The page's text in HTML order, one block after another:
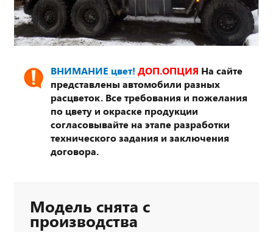
ВНИМАНИЕ цвет! ДОП.ОПЦИЯ На сайте
представлены автомобили разных
расцветок. Все требования и пожелания
по цвету и окраске продукции
согласовывайте на этапе разработки
технического задания и заключения
договора.
Модель снята с
производства